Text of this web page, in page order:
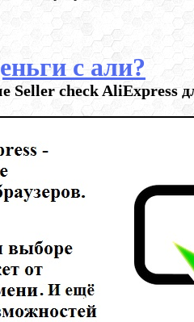
с али?
на алиэкспресс дважды,как
Seller check AliExpress